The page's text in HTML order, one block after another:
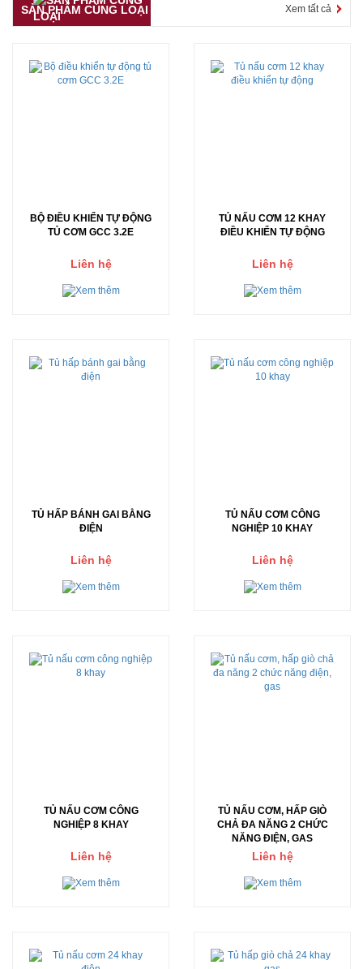
SẢN PHẨM CÙNG LOẠI Xem tất cả
BỘ ĐIỀU KHIỂN TỰ ĐỘNG
TỦ CƠM GCC 3.2E
Liên hệ
TỦ NẤU CƠM 12 KHAY
ĐIỀU KHIỂN TỰ ĐỘNG
Liên hệ
TỦ HẤP BÁNH GAI BẰNG
ĐIỆN
Liên hệ
TỦ NẤU CƠM CÔNG
NGHIỆP 10 KHAY
Liên hệ
TỦ NẤU CƠM CÔNG
NGHIỆP 8 KHAY
Liên hệ
TỦ NẤU CƠM, HẤP GIÒ
CHẢ ĐA NĂNG 2 CHỨC
NĂNG ĐIỆN, GAS
Liên hệ